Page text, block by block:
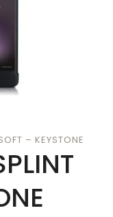
– KEYSTONE